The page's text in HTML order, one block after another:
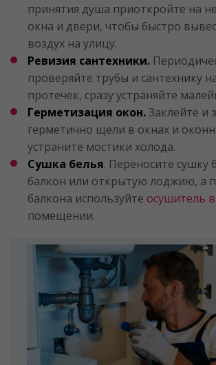
принятия душа приоткройте на
окна и двери, чтобы быстро
воздух на улицу.
Ревизия сантехники.
проверяйте трубы и сантехнику
протечек, сразу устраняйте
Герметизация окон.Заклейте и
герметично щели в окнах и
устраните мостики холода.
Сушка белья. Переносите сушку
балкон или открытую лоджию, а
балкона используйте осушитель
помещении.